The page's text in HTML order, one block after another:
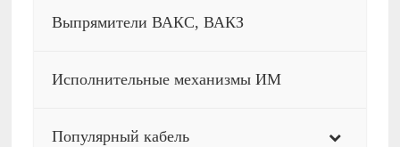
Выпрямители ВАКС, ВАКЗ
Исполнительные механизмы ИМ
Популярный кабель